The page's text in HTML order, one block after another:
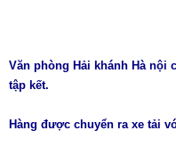
Văn phòng Hải khánh Hà nội
tập kết.
Hàng được chuyển ra xe tải